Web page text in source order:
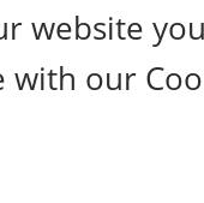
website
with our